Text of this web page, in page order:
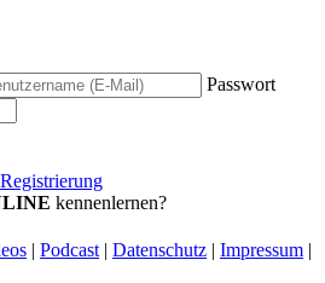
Passwort
kennenlernen?
| Podcast | Datenschutz | Impressum |